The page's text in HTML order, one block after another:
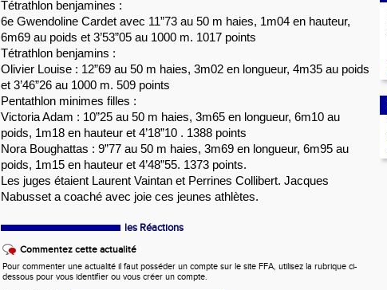
Tétrathlon benjamines :
6e Gwendoline Cardet avec 11”73 au 50 m haies, 1m04 en hauteur,
6m69 au poids et 3’53”05 au 1000 m. 1017 points
Tétrathlon benjamins :
Olivier Louise : 12”69 au 50 m haies, 3m02 en longueur, 4m35 au poids
et 3’46”26 au 1000 m. 509 points
Pentathlon minimes filles :
Victoria Adam : 10”25 au 50 m haies, 3m65 en longueur, 6m10 au
poids, 1m18 en hauteur et 4’18”10 . 1388 points
Nora Boughattas : 9”77 au 50 m haies, 3m69 en longueur, 6m95 au
poids, 1m15 en hauteur et 4’48”55. 1373 points.
Les juges étaient Laurent Vaintan et Perrines Collibert. Jacques
Nabusset a coaché avec joie ces jeunes athlètes.
les Réactions
Commentez cette actualité
Pour commenter une actualité il faut posséder un compte sur le site FFA, utilisez la rubrique ci-
dessous pour vous identifier ou vous créer un compte.